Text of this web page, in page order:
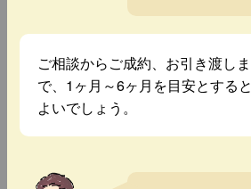
ご相談からご成約、お引き渡しま
で、1ヶ月～6ヶ月を目安とすると
よいでしょう。